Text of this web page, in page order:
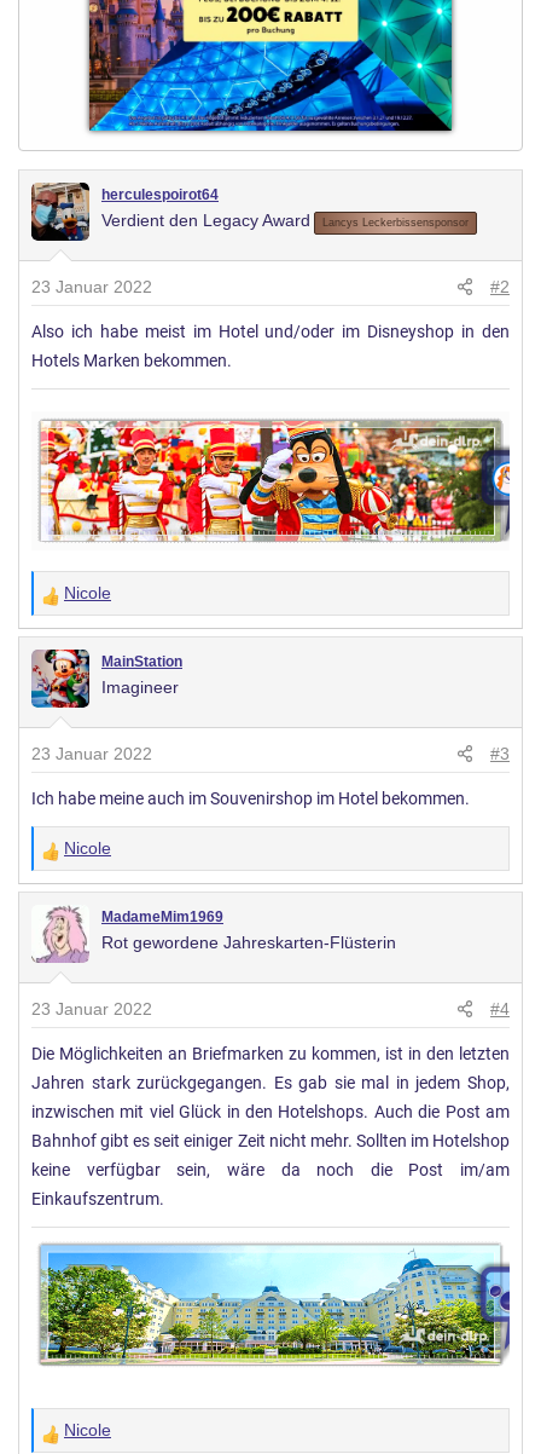
herculespoirot64
Verdient den Legacy Award Lancys Leckerbissensponsor
23 Januar 2022 #2
Also ich habe meist im Hotel und/oder im Disneyshop in den
Hotels Marken bekommen.
W
e
r
t
n
g
e
n
:
Nicole
MainStation
Imagineer
23 Januar 2022 #3
Ich habe meine auch im Souvenirshop im Hotel bekommen.
W
e
t
n
g
e
n
:
Nicole
MadameMim1969
Rot gewordene Jahreskarten-Flüsterin
23 Januar 2022 #4
Die Möglichkeiten an Briefmarken zu kommen, ist in den letzten
Jahren stark zurückgegangen. Es gab sie mal in jedem Shop,
inzwischen mit viel Glück in den Hotelshops. Auch die Post am
Bahnhof gibt es seit einiger Zeit nicht mehr. Sollten im Hotelshop
keine verfügbar sein, wäre da noch die Post im/am
Einkaufszentrum.
W
Nicole